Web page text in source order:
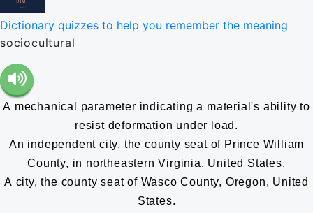
Dictionary quizzes to help you remember the meaning
sociocultural
A mechanical parameter indicating a material's ability to
resist deformation under load.
An independent city, the county seat of Prince William
County, in northeastern Virginia, United States.
A city, the county seat of Wasco County, Oregon, United
States.